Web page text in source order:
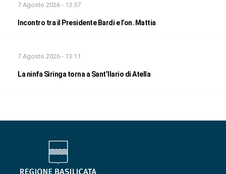
7 Agosto 2026 - 13:57
Incontro tra il Presidente Bardi e l’on. Mattia
7 Agosto 2026 - 13:11
La ninfa Siringa torna a Sant’Ilario di Atella